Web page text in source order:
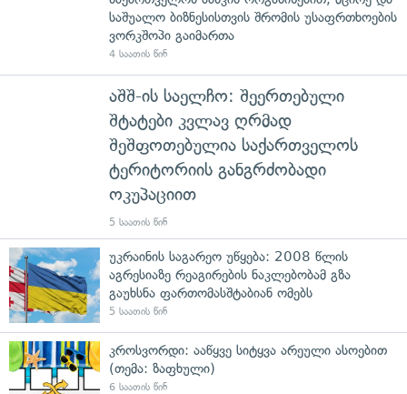
საშუალო ბიზნესისთვის შრომის უსაფრთხოების
ვორკშოპი გაიმართა
4 საათის წინ
აშშ-ის საელჩო: შეერთებული
შტატები კვლავ ღრმად
შეშფოთებულია საქართველოს
ტერიტორიის განგრძობადი
ოკუპაციით
5 საათის წინ
უკრაინის საგარეო უწყება: 2008 წლის
აგრესიაზე რეაგირების ნაკლებობამ გზა
გაუხსნა ფართომასშტაბიან ომებს
5 საათის წინ
კროსვორდი: ააწყვე სიტყვა არეული ასოებით
(თემა: ზაფხული)
6 საათის წინ